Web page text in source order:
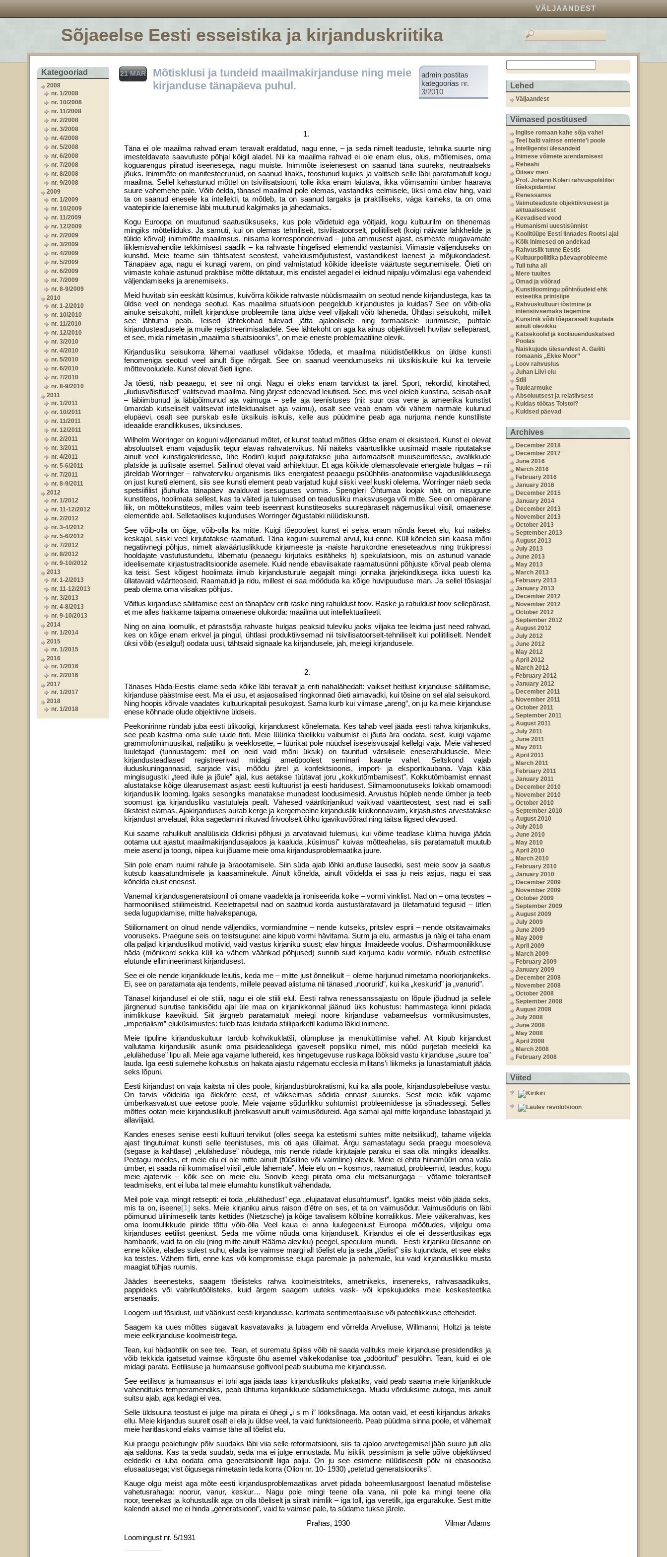
VÄLJAANDEST
Sõjaeelse Eesti esseistika ja kirjanduskriitika
Kategooriad
2008
nr. 1/2008
nr. 10/2008
nr. 11/2008
nr. 2/2008
nr. 3/2008
nr. 4/2008
nr. 5/2008
nr. 6/2008
nr. 7/2008
nr. 8/2008
nr. 9/2008
2009
nr. 1/2009
nr. 10/2009
nr. 11/2009
nr. 12/2009
nr. 2/2009
nr. 3/2009
nr. 4/2009
nr. 5/2009
nr. 6/2009
nr. 7/2009
nr. 8-9/2009
2010
nr. 1-2/2010
nr. 10/2010
nr. 11/2010
nr. 12/2010
nr. 3/2010
nr. 4/2010
nr. 5/2010
nr. 6/2010
nr. 7/2010
nr. 8-9/2010
2011
nr. 1/2011
nr. 10/2011
nr. 11/2011
nr. 12/2011
nr. 2/2011
nr. 3/2011
nr. 4/2011
nr. 5-6/2011
nr. 7/2011
nr. 8-9/2011
2012
nr. 1/2012
nr. 11-12/2012
nr. 2/2012
nr. 3-4/2012
nr. 5-6/2012
nr. 7/2012
nr. 8/2012
nr. 9-10/2012
2013
nr. 1-2/2013
nr. 11-12/2013
nr. 3/2013
nr. 4-8/2013
nr. 9-10/2013
2014
nr. 1/2014
2015
nr. 1/2015
2016
nr. 1/2016
nr. 2/2016
2017
nr. 1/2017
2018
nr. 1/2018
Lehed
Väljaandest
Viimased postitused
Inglise romaan kahe sõja vahel
Teel balti vaimse entente’i poole
Intelligentsi ülesandeid
Inimese võimete arendamisest
Reheahi
Õitsev meri
Prof. Johann Köleri rahvuspoliitilisi
tõekspidamisi
Renessanss
Vaimuteaduste objektiivsusest ja
aktuaalsusest
Kevadised vood
Humanismi uuestisünnist
Koolitüüpe Eesti linnades Rootsi ajal
Kõik inimesed on andekad
Rahvuslik tunne Eestis
Kultuurpoliitika päevaprobleeme
Tuli tuha all
Mere tuultes
Omad ja võõrad
Kunstiloomingu põhinõudeid ehk
esteetika printsiipe
Rahvuskultuuri tõstmine ja
intensiivsemaks tegemine
Kunstnik võib tõepäraselt kujutada
ainult olevikku
Katsekoolid ja kooliuuenduskatsed
Poolas
Naiskujude ülesandest A. Gailiti
romaanis „Ekke Moor”
Loov rahvuslus
Juhan Liivi elu
Stiil
Tuulearmuke
Absoluutsest ja relatiivsest
Kuidas töötas Tolstoi?
Kuldsed päevad
Archives
December 2018
December 2017
June 2016
March 2016
February 2016
January 2016
December 2015
January 2014
December 2013
November 2013
October 2013
September 2013
August 2013
July 2013
June 2013
May 2013
March 2013
February 2013
January 2013
December 2012
November 2012
October 2012
September 2012
August 2012
July 2012
June 2012
May 2012
April 2012
March 2012
February 2012
January 2012
December 2011
November 2011
October 2011
September 2011
August 2011
July 2011
June 2011
May 2011
April 2011
March 2011
February 2011
January 2011
December 2010
November 2010
October 2010
September 2010
August 2010
July 2010
June 2010
May 2010
April 2010
March 2010
February 2010
January 2010
December 2009
November 2009
October 2009
September 2009
August 2009
July 2009
June 2009
May 2009
April 2009
March 2009
February 2009
January 2009
December 2008
November 2008
October 2008
September 2008
August 2008
July 2008
June 2008
May 2008
April 2008
March 2008
February 2008
Viited
admin postitas
kategoorias nr.
3/2010
21 MAR
Mõtisklusi ja tundeid maailmakirjanduse ning meie
kirjanduse tänapäeva puhul.
1.
Täna ei ole maailma rahvad enam teravalt eraldatud, nagu enne, – ja seda nimelt teaduste, tehnika suurte ning
imesteldavate saavutuste põhjal kõigil aladel. Nii ka maailma rahvad ei ole enam elus, olus, mõtlemises, oma
koguarengus piiratud iseenesega, nagu muiste. Inimmõte iseienesest on saanud täna suureks, neutraalseks
jõuks. Inimmõte on manifesteerunud, on saanud lihaks, teostunud kujuks ja valitseb selle läbi paratamatult kogu
maailma. Sellel kehastunud mõttel on tsivilisat­siooni, tolle ikka enam laiutava, ikka võimsamini ümber haarava
suure vahemehe pale. Võib öelda, tänasel maailmal pole olemas, vastandiks eelmisele, üksi oma elav hing, vaid
ta on saanud enesele ka intellekti, ta mõtleb, ta on saanud targaks ja praktiliseks, väga kaineks, ta on oma
vaatepiiride laienemise läbi muutunud kalgimaks ja jahedamaks.
Kogu Euroopa on muutunud saatusüksuseks, kus pole võidetuid ega võitjaid, kogu kultuurilm on tihenemas
mingiks mõtteliiduks. Ja sa­muti, kui on olemas tehniliseit, tsivilisatoorselt, poliitiliselt (koigi näi­vate lahkhelide ja
tülide kõrval) inimmõtte maailmsus, niisama korres­pondeerivad – juba ammusest ajast, esimeste mugavamate
liiklemisvahendite tekkimisest saadik – ka rahvaste hingelised elemendid vas­tamisi. Viimaste väljenduseks on
kunstid. Meie teame siin tähtsatest seostest, vaheldusmõjutustest, vastandikest laenest ja mõjukondadest.
Tänapäev aga, nagu ei kunagi varem, on pind valmistatud kõikide idee­liste väärtuste segunemisele. Õieti on
viimaste kohale astunud prakti­lise mõtte diktatuur, mis endistel aegadel ei leidnud niipalju võimalusi ega vahendeid
väljendamiseks ja arenemiseks.
Meid huvitab siin eeskätt küsimus, kuivõrra kõikide rahvaste nüüdismaailm on seotud nende kirjandustega, kas ta
üldse veel on nen­dega seotud. Kas maailma situatsioon peegeldub kirjandustes ja kui­das? See on võib-olla
ainuke seisukoht, millelt kirjanduse probleemile täna üldse veel viljakalt võib läheneda. Ühtlasi seisukoht, millelt
see lähtuma peab. Teised lähtekohad tulevad jätta ajaloolisele ning for­maalsele uurimisele, puhtale
kirjandusteadusele ja muile registreerimisaladele. See lähtekoht on aga ka ainus objektiivselt huvitav sellepärast,
et see, mida nimetasin „maailma situatsiooniks”, on meie eneste problemaatiline olevik.
Kirjandusliku seisukorra lähemal vaatlusel võidakse tõdeda, et maailma nüüdistõelikkus on üldse kunsti
fenomeniga seotud veel ai­nult õige nõrgalt. See on saanud veendumuseks nii üksikisikuile kui ka terveile
mõttevooludele. Kunst olevat õieti liigne.
Ja tõesti, näib peaaegu, et see nii ongi. Nagu ei oleks enam tarvi­dust ta järel. Sport, rekordid, kinotähed,
„iludusvõistlused” valitsevad maailma. Ning järjest edenevad leiutised. See, mis veel oleleb kuns­tina, seisab osalt
– läbiimbunud ja läbipõimunud aja vaimuga – selle aja teenistuses (nii: suur osa vene ja ameerika kunstist
ümardab kutseliselt valitsevat intellektuaalset aja vaimu), osalt see veab enam või vähem narmale kulunud
elupäevi, osalt see purskab esile üksikuis isikuis, kelle aus püüdmine peab aga nurjuma nende kunstiliste
ideaalide erandlik­kuses, üksinduses.
Wilhelm Worringer on koguni väljendanud mõtet, et kunst teatud mõttes üldse enam ei eksisteeri. Kunst ei olevat
absoluutselt enam vajaduslik tegur elavas rahvatervikus. Nii näiteks väärtuslikke uusimaid maale riputatakse
ainult veel kunstigaleriidesse, ühe Rodin’i kujud pai­gutatakse juba automaatselt muuseumitesse, avalikkude
platside ja uulitsate asemel. Säilinud olevat vaid arhitektuur. Et aga kõikide ole­masolevate energiate hulgas – nii
järeldab Worringer – rahvaterviku organismis üks energiatest peaaegu psüühhilis-anatoomilise vajaduslikkusega
on just kunsti element, siis see kunsti element peab varja­tud kujul siiski veel kuski olelema. Worringer näeb seda
spetsiifilist jõuhulka tänapäev avalduvat isesuguses vormis. Spengleri Õhtumaa loojak näit. on niisugune
kunstiteos, hoolimata sellest, kas ta väited ja tulemused on teadusliku maksvusega või mitte. See on omapärane
liik, on mõttekunstiteos, milles vaim teeb iseennast kunstiteoseks suure­päraselt nägemuslikul viisil, omaenese
elementide abil. Selletaolises kujunduses Worringer õigustabki nüüdiskunsti.
See võib-olla on õige, võib-olla ka mitte. Kuigi tõepoolest kunst ei seisa enam nõnda keset elu, kui näiteks
keskajal, siiski veel kirjuta­takse raamatuid. Täna koguni suuremal arvul, kui enne. Küll kõneleb siin kaasa mõni
negatiivnegi põhjus, nimelt alaväärtuslikkude kirja­meeste ja -naiste harukordne eneseteadvus ning trükipressi
hooldajate vastutustundetu, läbematu (peaaegu kirjutaks esitäheks h) spekulat­sioon, mis on astunud vanade
ideelisemate kirjastustraditsioonide ase­mele. Kuid nende ebaviisakate raamatusünni põhjuste kõrval peab olema
ka teisi. Sest kõigest hoolimata ilmub kirjandusturule aegajalt mingi jonnaka järjekindlusega ikka uuesti ka
üllatavaid väärtteoseid. Raamatuid ja ridu, millest ei saa mööduda ka kõige huvipuuduse man. Ja sellel tõsiasjal
peab olema oma viisakas põhjus.
Võitlus kirjanduse säilitamise eest on tänapäev eriti raske ning rahuldust toov. Raske ja rahuldust toov sellepärast,
et me alles hak­kame taipama omaenese olukorda: maailma uut intellektualiteeti.
Ning on aina loomulik, et pärastsõja rahvaste hulgas peaksid tu­leviku jaoks viljaka tee leidma just need rahvad,
kes on kõige enam erkvel ja pingul, ühtlasi produktiivsemad nii tsivilisatoorselt-tehniliselt kui poliitiliselt. Nendelt
üksi võib (esialgu!) oodata uusi, tähtsaid sig­naale ka kirjandusele, jah, meiegi kirjandusele.
2.
Tänases Häda-Eestis elame seda kõike läbi teravalt ja eriti nahalähedalt: vaikset heitlust kirjanduse säilitamise,
kirjanduse päästmise eest. Ma ei usu, et asjaosalised ringkonnad õieti aimavadki, kui tõsine on sel alal seisukord.
Ning hoopis kõrvale vaadates kultuurkapitali pesukojast. Sama kurb kui viimase „areng”, on ju ka meie kirjanduse
enese kõhnade olude objektiivne üldseis.
Peekonirinne ründab juba eesti ülikooligi, kirjandusest kõnele­mata. Kes tahab veel jääda eesti rahva kirjanikuks,
see peab kastma oma sule uude tinti. Meie lüürika täielikku vaibumist ei jõuta ära oodata, sest, kuigi vajame
grammofonimuusikat, naljatilku ja veeklosette, – lüürikat pole nüüdsel iseseisvusajal kellelgi vaja. Meie vä­hesed
luuletajad (tunnustagem: meil on neid vaid mõni üksik) on tau­nitud värsilisele eneserahuldusele. Meie
kirjandusteadlased registreeri­vad midagi ametipoolest seminari kaante vahel. Seltskond vajab
iluduskuningannasid, sarjade viisi, mõõdu järel ja konfektsioonis, import- ja eksportkaubana. Vaja käia
mingisugustki „teed ilule ja jõule” ajal, kus aetakse tüütavat joru „kokkutõmbamisest”. Kokkutõmbamist en­nast
alustatakse kõige ülearusemast asjast: eesti kultuurist ja eesti ha­ridusest. Silmamoonutuseks lokkab omamoodi
kirjanduslik looming. Igaks sesongiks manatakse munadest loodusimesid. Arvustus hüpleb nende ümber ja teeb
soomust iga kirjandusliku vastutuleja pealt. Vä­hesed väärtkirjanikud vaikivad väärtteostest, sest nad ei salli
üksteist elamas. Ajakirjanduses aurab kerge ja kergemeelne kirjanduslik kildkonnavaim, kirjastustes arvestatakse
kirjandust arvelaual, ikka sageda­mini rikuvad frivoolselt õhku igavikuvõõrad ning täitsa liigsed olevused.
Kui saame rahulikult analüüsida üldkriisi põhjusi ja arvatavaid tulemusi, kui võime teadlase külma huviga jääda
ootama uut ajastut maailmakirjandusajaloos ja kaaluda „küsimusi” kuivas mõtteahelas, siis paratamatult muutub
meie asend ja toongi, niipea kui jõuame meie oma kirjandusproblemaatika juure.
Siin pole enam ruumi rahule ja äraootamisele. Siin süda ajab lõhki arutluse lausedki, sest meie soov ja saatus
kutsub kaasatundmisele ja kaasaminekule. Ainult kõnelda, ainult võidelda ei saa ju neis asjus, nagu ei saa
kõnelda elust enesest.
Vanemal kirjandusgeneratsioonil oli omane vaadelda ja ironisee­rida koike – vormi vinklist. Nad on – oma teostes –
harmoonilised stiilimeistrid. Keeletrapetsil nad on saatnud korda austustäratavard ja ületamatuid tegusid – ütlen
seda lugupidamise, mitte halvaks­panuga.
Stiiliornament on olnud nende väljendiks, vormiandmine – nende kutseks, pritslev esprii – nende otsitavaimaks
vooruseks. Praegune seis on teistsugune: aine kipub vormi hävitama. Surm ja elu, armastus ja nälg ei taha enam
olla paljad kirjanduslikud motiivid, vaid vastus kirjaniku suust; elav hingus ilmaideede voolus. Disharmoonilikkuse
häda (mõnikord sekka küll ka vähem väärikad põhjused) sunnib suid karjuma kadu vormile, nõuab esteetilise
elutunde ellimineerimast kirjandusest.
See ei ole nende kirjanikkude leiutis, keda me – mitte just õn­nelikult – oleme harjunud nimetama noorkirjanikeks.
Ei, see on paratamata aja tendents, millele peavad alistuma nii tänased „noorurid”, kui ka „keskurid” ja „vanurid”.
Tänasel kirjandusel ei ole stiili, nagu ei ole stiili elul. Eesti rahva renessanssajastu on lõpule jõudnud ja sellele
järgnenud surutise tankisõidu ajal üle maa on kirjanikkonnal jäänud üks kohustus: hammas­tega kinni pidada
inimlikkuse kaevikuid. Siit järgneb paratamatult meiegi noore kirjanduse vabameelsus vormikusimustes,
„imperialism” eluküsimustes: tuleb taas leiutada stiiliparketil kaduma läkid ini­mene.
Meie tipuline kirjanduskultuur tardub kohvikuklatši, olümpluse ja menuküttimise vahel. Alt kipub kirjandust
vallutama kirjanduslik asunik oma pisiideaalidega igaveselt popsliku nimel, mis nüüd purjetab meeleldi ka
„eluläheduse” lipu all. Meie aga vajame luthereid, kes hingetugevuse rusikaga lööksid vastu kirjanduse „suure toa”
lauda. Iga eesti sulemehe kohustus on hakata ajastu nägematu ecclesia militans’i liikmeks ja lunastamiatult jääda
seks lõpuni.
Eesti kirjandust on vaja kaitsta nii üles poole, kirjandusbürokratismi, kui ka alla poole, kirjandusplebeiluse vastu.
On tarvis võidelda iga õlekõrre eest, et väikseimas sõdida ennast suureks. Sest meie kõik vajame
ümberkasvatust uue eetose poole. Meie vajame sõdurlikku suh­tumist probleemidesse ja sõnadessegi. Selles
mõttes ootan meie kirjan­duslikult järelkasvult ainult vaimusõdureid. Aga samal ajal mitte kir­janduse labastajaid ja
allaviijaid.
Kandes eneses senise eesti kultuuri tervikut (olles seega ka este­tismi suhtes mitte neitsilikud), tahame viljelda
ajast tingutuimat kunsti selle teenistuses, mis oti ajas üllaimat. Ärgu samastatagu seda praegu moesoleva
(segase ja kahtlase) „eluläheduse” nõudega, mis nende ridade kirjutajale paraku ei saa olla mingiks ideaa­liks.
Peetagu meeles, et meie elu ei ole mitte ainult (füüsiline või vaimline) olevik. Meie ei ehita hiinamüüri oma valla
ümber, et saada nii kummalisel viisil „elule lähemale”. Meie elu on – kosmos, raamatud, probleemid, teadus, kogu
meie ajatervik – kõik see on meie elu. Soovib keegi piirata oma elu metsanurgaga – võtame tolerantselt
teadmiseks, ent ei luba tal meie elumahtu kunstlikult vähendada.
Meil pole vaja mingit retsepti: ei toda „elulähedust” ega „elujaa­tavat elusuhtumust”. Igaüks meist võib jääda seks,
mis ta on, iseene[1] seks. Meie kirjaniku ainus raison d’être on ses, et ta on vaimusõdur. Vaimusõduris on läbi
põimunud üliinimeselik tants kettides (Nietzsche) ja kõige tavalisem kõlbline korralikkus. Meie väikerah­vas, kes
oma loomulikkude piiride tõttu võib-õlla Veel kaua ei anna luulegeeniust Euroopa mõõtudes, viljelgu oma
kirjanduses eetilist gee­niust. Seda me võime nõuda oma kirjanduselt. Kirjandus ei ole ei dessertlusikas ega
hambaork, vaid ta on elu (ning mitte ainult Rääma aleviku) peegel, speculum mundi. Eesti kirjaniku ülesanne on
enne kõike, elades sulest suhu, elada ise vaimse margi all tõelist elu ja seda „tõelist” siis kujundada, et see elaks
ka teistes. Vähem flirti, enne kas või kompromisse eluga paremale ja pahemale, kui vaid kirjandus­likku musta
maagiat tühjas ruumis.
Jäädes iseenesteks, saagem tõelisteks rahva koolmeistriteks, amet­nikeks, insenereks, rahvasaadikuiks,
pappideks või vabrikutöölisteks, kuid ärgem saagem uuteks vask- või kipskujudeks meie keskesteetika
arsenaalis.
Loogem uut tõsidust, uut väärikust eesti kirjandusse, kartmata sentimentaalsuse või pateetilikkuse etteheidet.
Saagem ka uues mõttes sügavalt kasvatavaiks ja lubagem end võr­relda Arveliuse, Willmanni, Holtzi ja teiste
meie eelkirjanduse kool­meistritega.
Tean, kui hädaohtlik on see tee. Tean, et surematu špiiss võib nii saada valituks meie kirjanduse presidendiks ja
võib tekkida igatsetud vaimse kõrguste õhu asemel väikekodanlise toa „odööritud” pesulõhn. Tean, kuid ei ole
midagi parata. Eetilisuse ja humaansuse golfivool peab suubuma me kirjandusse.
See eetilisus ja humaansus ei tohi aga jääda taas kirjanduslikuks plakatiks, vaid peab saama meie kirjanikkude
vahendituks temperamen­diks, peab ühtuma kirjanikkude südametuksega. Muidu võrduksime au­toga, mis ainult
suitsu ajab, aga kedagi ei vea.
Selle üldsuuna teostust ei julge ma piirata ei ühegi „i s m i” löök­sõnaga. Ma ootan vaid, et eesti kirjandus ärkaks
ellu. Meie kirjandus suurelt osalt ei ela ju üldse veel, ta vaid funktsioneerib. Peab püüdma sinna poole, et vähemalt
meie haritlaskond elaks vaimse tähe all tõe­list elu.
Kui praegu pealetungiv põlv suudaks läbi viia selle reformat­siooni, siis ta ajaloo arvetegemisel jääb suure juti alla
aja saldona. Kas ta seda suudab, seda ma ei julge ennustada. Mu isiklik pessimism ja selle põlve objektiivsed
eeldedki ei luba oodata oma generatsioonilt liiga palju. On ju see esimene nüüdiseesti põlv nii ebasoodsa
elusaatu­sega; vist õigusega nimetasin teda korra (Olion nr. 10- 1930) „petetud generatsiooniks”.
Kauge olgu meist aga mõte eesti kirjandusproblemaatikas arvet pidada boheemlusargoost laenatud mõistelise
vahetusrahaga: noorur, vanur, keskur… Nagu pole mingi teene olla vana, nii pole ka mingi teene olla
noor, teenekas ja kohustuslik aga on olla tõeliselt ja sii­ralt inimlik – iga toll, iga veretilk, iga ergurakuke. Sest mitte
ka­lendri alusel me ei hinda „generatsiooni”, vaid ta vaimse pale, ta sü­dame tukse järele.
Prahas, 1930 Vilmar Adams
Loomingust nr. 5/1931